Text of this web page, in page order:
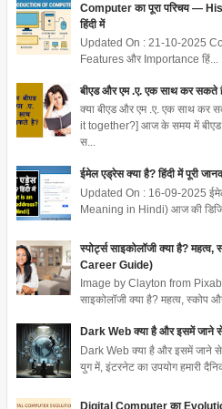
Computer का पूरा परिचय —
हिंदी में
Updated On : 21-10-2025
Features और Importance हिं...
बीएड और एम .ए. एक साथ कर सकते
क्या बीएड और एम .ए. एक साथ
it together?] आज के समय में बीएड
स...
ईमेल एड्रेस क्या है? हिंदी में पूरी
Updated On : 16-09-2025
Meaning in Hindi) आज की
स्पोर्ट्स साइकोलॉजी क्या है?
Career Guide)
Image by Clayton from
साइकोलॉजी क्या है? महत्व,
Dark Web क्या है और इसमें जाने
Dark Web क्या है और इसमें जाने
युग में, इंटरनेट का उपयोग हमारी
Digital Computer का